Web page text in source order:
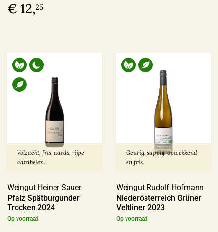
€ 12,25
Volzacht, fris, aards, rijpe
aardbeien.
Weingut Heiner Sauer
Pfalz Spätburgunder
Trocken 2024
Op voorraad
Geurig, sappig, opwekkend
en fris.
Weingut Rudolf Hofmann
Niederösterreich Grüner
Veltliner 2023
Op voorraad